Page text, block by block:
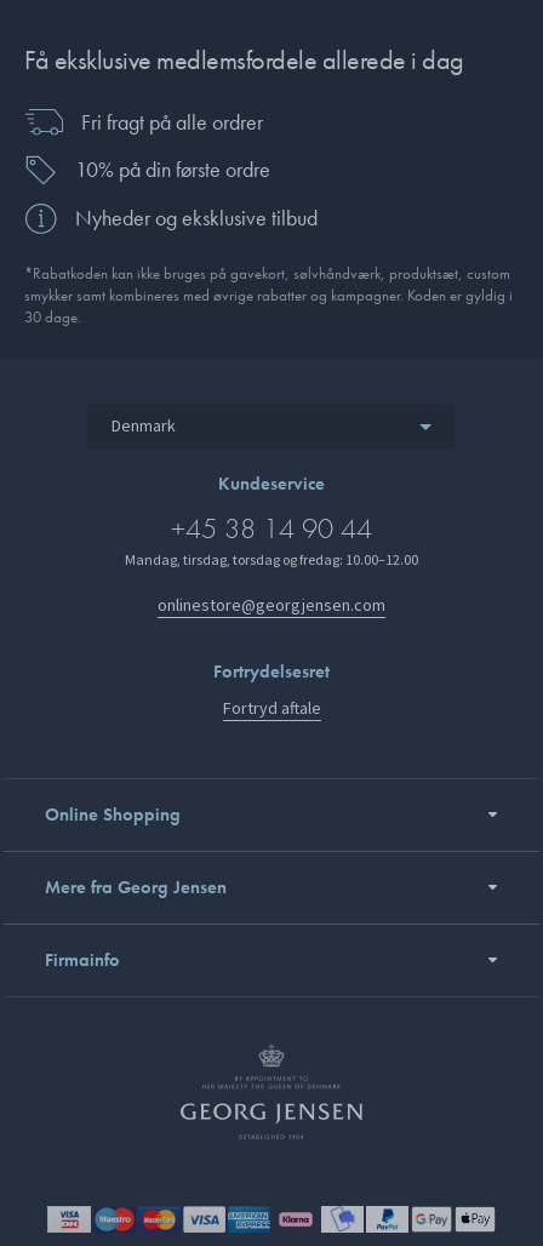
Få eksklusive medlemsfordele allerede i dag
Fri fragt på alle ordrer
10% på din første ordre
Nyheder og eksklusive tilbud
*Rabatkoden kan ikke bruges på gavekort, sølvhåndværk, produktsæt, custom
smykker samt kombineres med øvrige rabatter og kampagner. Koden er gyldig i
30 dage.
Denmark
Kundeservice
+45 38 14 90 44
Mandag, tirsdag, torsdag og fredag: 10.00–12.00
onlinestore@georgjensen.com
Fortrydelsesret
Fortryd aftale
Online Shopping
Mere fra Georg Jensen
Firmainfo